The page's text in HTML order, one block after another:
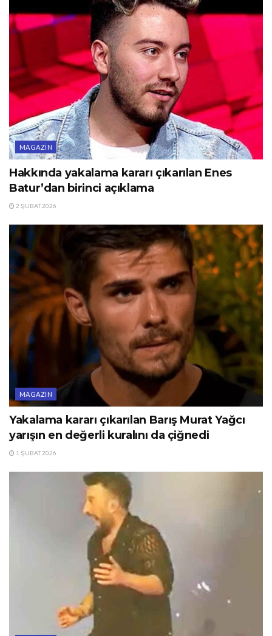
MAGAZIN
Hakkında yakalama kararı çıkarılan Enes
Batur’dan birinci açıklama
2 ŞUBAT 2026
MAGAZIN
Yakalama kararı çıkarılan Barış Murat Yağcı
yarışın en değerli kuralını da çiğnedi
1 ŞUBAT 2026